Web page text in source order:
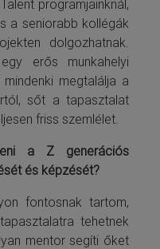
programjainknál,
a seniorabb kollégák
dolgozhatnak.
erős munkahelyi
megtalálja a
sőt a tapasztalat
friss szemlélet.
a Z generációs
és képzését?
fontosnak tartom,
tehetnek
mentor segíti őket